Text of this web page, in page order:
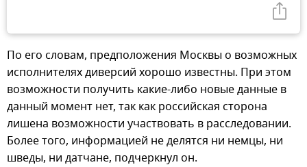
По его словам, предположения Москвы о возможных
исполнителях диверсий хорошо известны. При этом
возможности получить какие-либо новые данные в
данный момент нет, так как российская сторона
лишена возможности участвовать в расследовании.
Более того, информацией не делятся ни немцы, ни
шведы, ни датчане, подчеркнул он.